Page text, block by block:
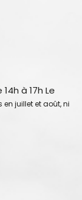
à 17h Le
juillet et août, ni